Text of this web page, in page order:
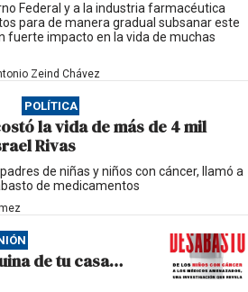
Federal y a la industria farmacéutica
para de manera gradual subsanar este
fuerte impacto en la vida de muchas
Zeind Chávez
POLÍTICA
la vida de más de 4 mil
Rivas
de niñas y niños con cáncer, llamó a
de medicamentos
de tu casa…